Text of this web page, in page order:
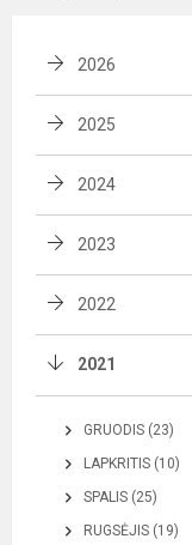
2026
2025
2024
2023
2022
2021
GRUODIS (23)
LAPKRITIS (10)
SPALIS (25)
RUGSĖJIS (19)